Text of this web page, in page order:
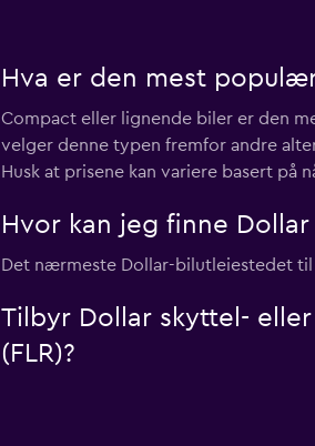
Hva er den mest
Compact eller lignende biler er den
velger denne typen fremfor andre
Husk at prisene kan variere basert på
Hvor kan jeg finne
Det nærmeste Dollar-bilutleiestedet til
Tilbyr Dollar skyttel-
(FLR)?